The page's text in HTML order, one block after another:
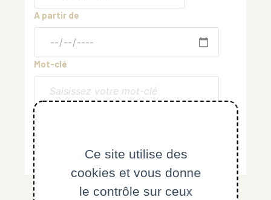
A partir de
Mot-clé
Ce site utilise des
cookies et vous donne
le contrôle sur ceux